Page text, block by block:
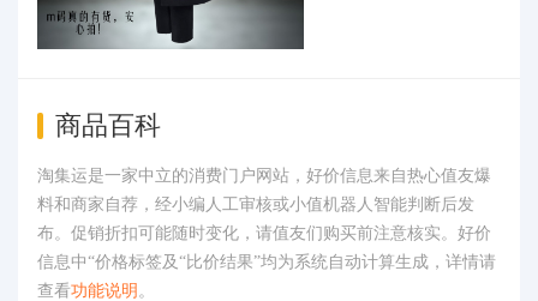
商品百科
淘集运是一家中立的消费门户网站，好价信息来自热心值友爆
料和商家自荐，经小编人工审核或小值机器人智能判断后发
布。促销折扣可能随时变化，请值友们购买前注意核实。好价
信息中“价格标签及“比价结果”均为系统自动计算生成，详情请
查看功能说明 。